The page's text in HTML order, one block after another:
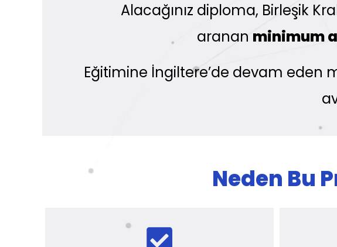
Alacağınız diploma, Birleşik
aranan minimum
Eğitimine İngiltere’de devam eden
Neden Bu